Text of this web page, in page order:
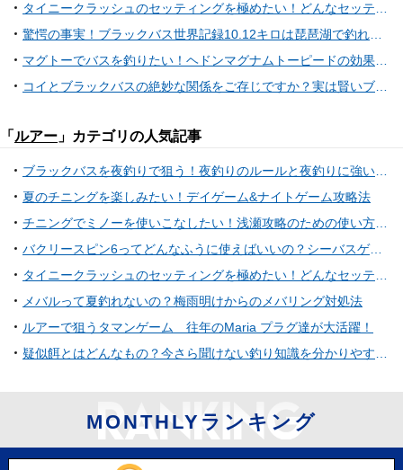
タイニークラッシュのセッティングを極めたい！どんなセッティングでバスを攻略しているの？
驚愕の事実！ブラックバス世界記録10.12キロは琵琶湖で釣れていた！？【動画】
マグトーでバスを釣りたい！ヘドンマグナムトーピードの効果的な使い方
コイとブラックバスの絶妙な関係をご存じですか？実は賢いブラックバスの習性を利用しよう！
「 ルアー 」カテゴリの人気記事
ブラックバスを夜釣りで狙う！夜釣りのルールと夜釣りに強いルアーをご紹介！
夏のチニングを楽しみたい！デイゲーム&ナイトゲーム攻略法
チニングでミノーを使いこなしたい！浅瀬攻略のための使い方特集
バクリースピン6ってどんなふうに使えばいいの？シーバスゲーム用スピンテールジグ
タイニークラッシュのセッティングを極めたい！どんなセッティングでバスを攻略しているの？
メバルって夏釣れないの？梅雨明けからのメバリング対処法
ルアーで狙うタマンゲーム 往年のMaria プラグ達が大活躍！
疑似餌とはどんなもの？今さら聞けない釣り知識を分かりやすく解説
MONTHLYランキング